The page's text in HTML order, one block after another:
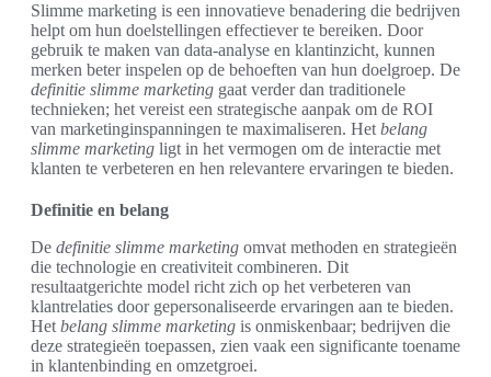
Slimme marketing is een innovatieve benadering die bedrijven
helpt om hun doelstellingen effectiever te bereiken. Door
gebruik te maken van data-analyse en klantinzicht, kunnen
merken beter inspelen op de behoeften van hun doelgroep. De
definitie slimme marketing gaat verder dan traditionele
technieken; het vereist een strategische aanpak om de ROI
van marketinginspanningen te maximaliseren. Het belang
slimme marketing ligt in het vermogen om de interactie met
klanten te verbeteren en hen relevantere ervaringen te bieden.
Definitie en belang
De definitie slimme marketing omvat methoden en strategieën
die technologie en creativiteit combineren. Dit
resultaatgerichte model richt zich op het verbeteren van
klantrelaties door gepersonaliseerde ervaringen aan te bieden.
Het belang slimme marketing is onmiskenbaar; bedrijven die
deze strategieën toepassen, zien vaak een significante toename
in klantenbinding en omzetgroei.